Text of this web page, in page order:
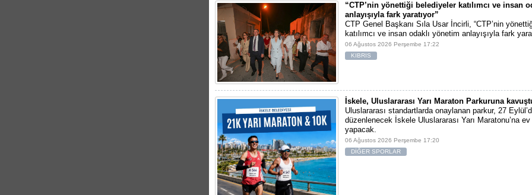
“CTP’nin yönettiği belediyeler katılımcı ve insan
anlayışıyla fark yaratıyor”
CTP Genel Başkanı Sıla Usar İncirli, “CTP’nin
katılımcı ve insan odaklı yönetim anlayışıyla fark
06 Ağustos 2026 Perşembe 17:22
KIBRIS
İskele, Uluslararası Yarı Maraton Parkuruna
Uluslararası standartlarda onaylanan parkur, 27
düzenlenecek İskele Uluslararası Yarı Maratonu’na
yapacak.
06 Ağustos 2026 Perşembe 17:20
DİĞER SPORLAR